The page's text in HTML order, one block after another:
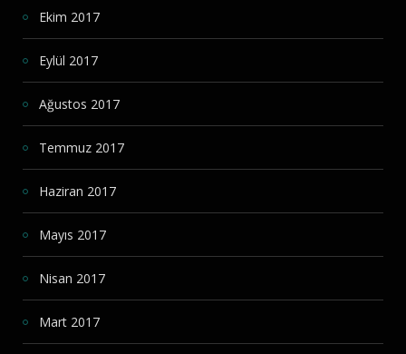
Ekim 2017
Eylül 2017
Ağustos 2017
Temmuz 2017
Haziran 2017
Mayıs 2017
Nisan 2017
Mart 2017